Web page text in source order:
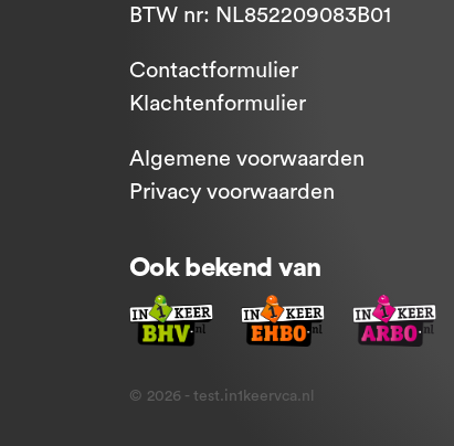
BTW nr: NL852209083B01
Contactformulier
Klachtenformulier
Algemene voorwaarden
Privacy voorwaarden
Ook bekend van
© 2026 - test.in1keervca.nl